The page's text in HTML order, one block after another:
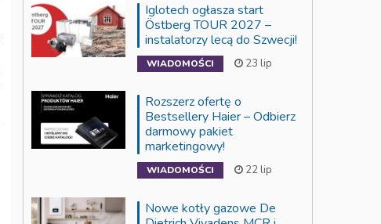
Iglotech ogłasza start
Östberg TOUR 2027 –
instalatorzy lecą do Szwecji!
WIADOMOŚCI 23 lip
Rozszerz ofertę o
Bestsellery Haier – Odbierz
darmowy pakiet
marketingowy!
WIADOMOŚCI 22 lip
Nowe kotły gazowe De